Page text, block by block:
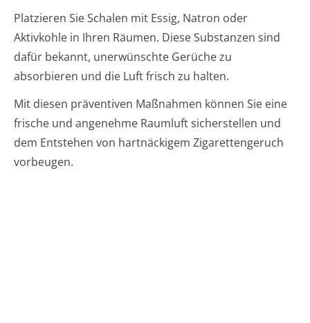
Platzieren Sie Schalen mit Essig, Natron oder
Aktivkohle in Ihren Räumen. Diese Substanzen sind
dafür bekannt, unerwünschte Gerüche zu
absorbieren und die Luft frisch zu halten.
Mit diesen präventiven Maßnahmen können Sie eine
frische und angenehme Raumluft sicherstellen und
dem Entstehen von hartnäckigem Zigarettengeruch
vorbeugen.